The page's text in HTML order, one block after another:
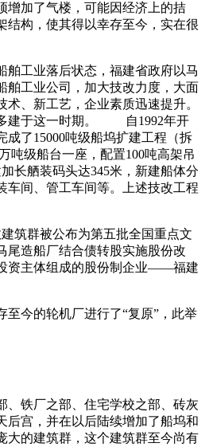
加了气楼，可能因经济上的拮
结构，使其得以幸存至今，实在很
工业落后状态，福建省政府以马
舶工业公司，加大技改力度，大面
、新工艺，企业素质迅速提升。
建于这一时期。 自1992年开
成了15000吨级船坞扩建工程（拆
吨级船台一座，配置100吨高架吊
长舾装码头达345米，新建船体分
车间、管工车间等。上述技改工程
群被公布为第五批全国重点文
尾造船厂结合债转股实施股份改
资主体组成的股份制企业——福建
今的轮机厂进行了“复原”，此举
铁厂之部、住宅学校之部、砖灰
后宫，并在以后陆续增加了船坞和
大的建筑群，这个建筑群至今尚有